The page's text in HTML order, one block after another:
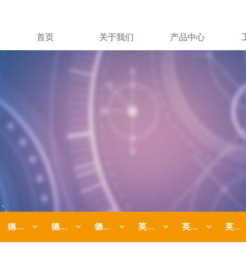
首页 关于我们 产品中心
ꀁ
德国-IBEDA ꀁ
德国-LT ꀁ
德国-HORNUNG ꀁ
英国-BIS ꀁ
英国-WELLS 英国-SENSOTEC